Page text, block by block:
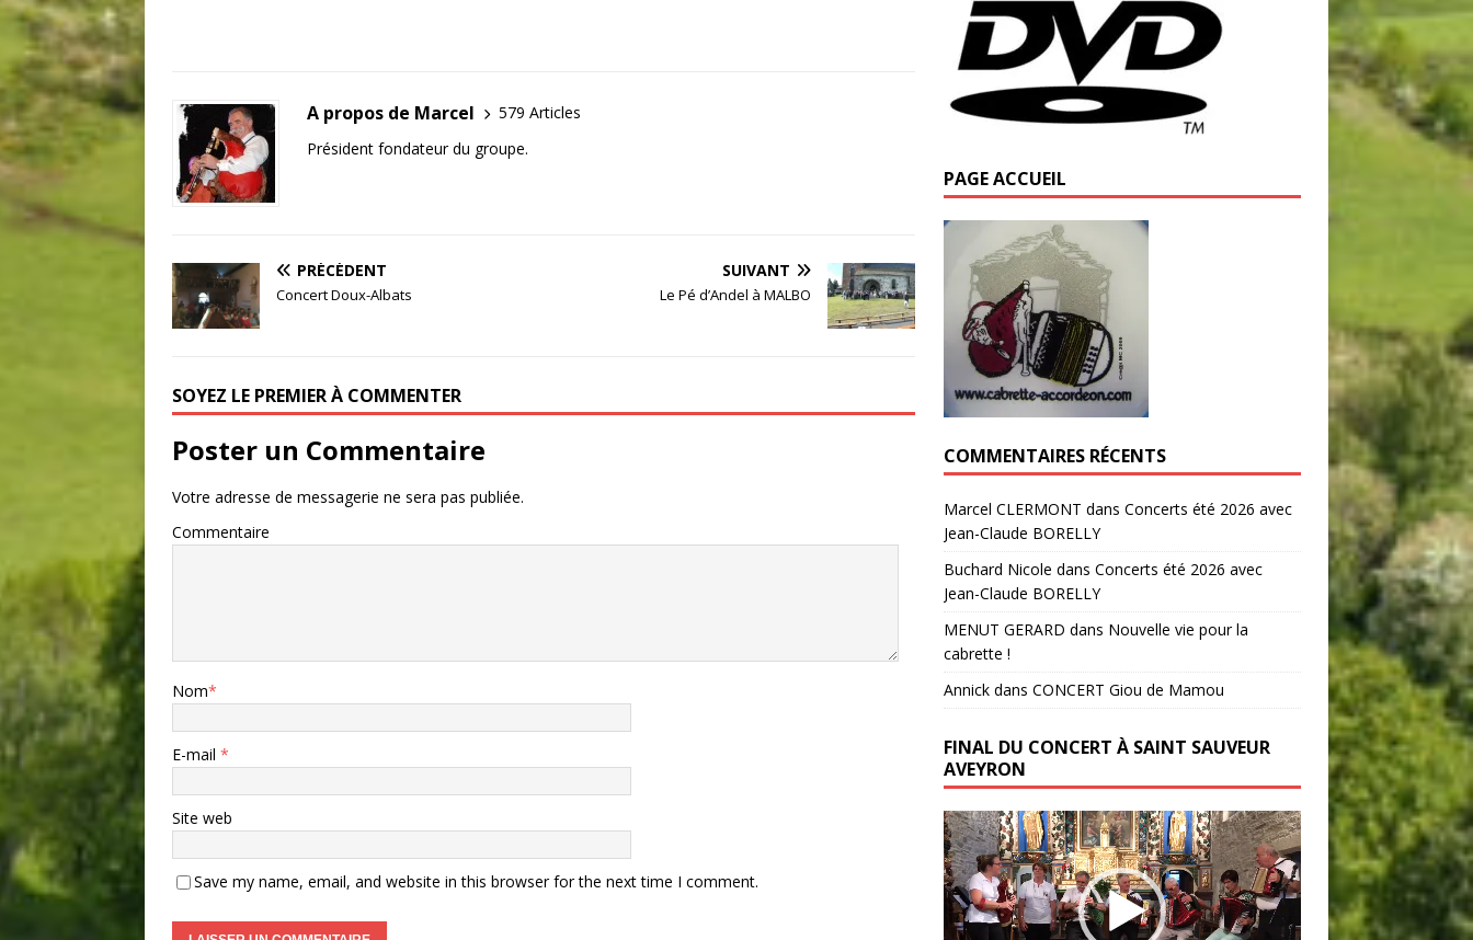
A propos de Marcel
579 Articles
Président fondateur du groupe.
PRÉCÉDENT
Concert Doux-Albats
SUIVANT
Le Pé d’Andel à MALBO
SOYEZ LE PREMIER À COMMENTER
Poster un Commentaire
Votre adresse de messagerie ne sera pas publiée.
Commentaire
Nom*
E-mail *
Site web
Save my name, email, and website in this browser for the next time I comment.
PAGE ACCUEIL
COMMENTAIRES RÉCENTS
Marcel CLERMONT dans Concerts été 2026 avec
Jean-Claude BORELLY
Buchard Nicole dans Concerts été 2026 avec
Jean-Claude BORELLY
MENUT GERARD dans Nouvelle vie pour la
cabrette !
Annickdans CONCERT Giou de Mamou
FINAL DU CONCERT À SAINT SAUVEUR
AVEYRON
Lecteur
vidéo